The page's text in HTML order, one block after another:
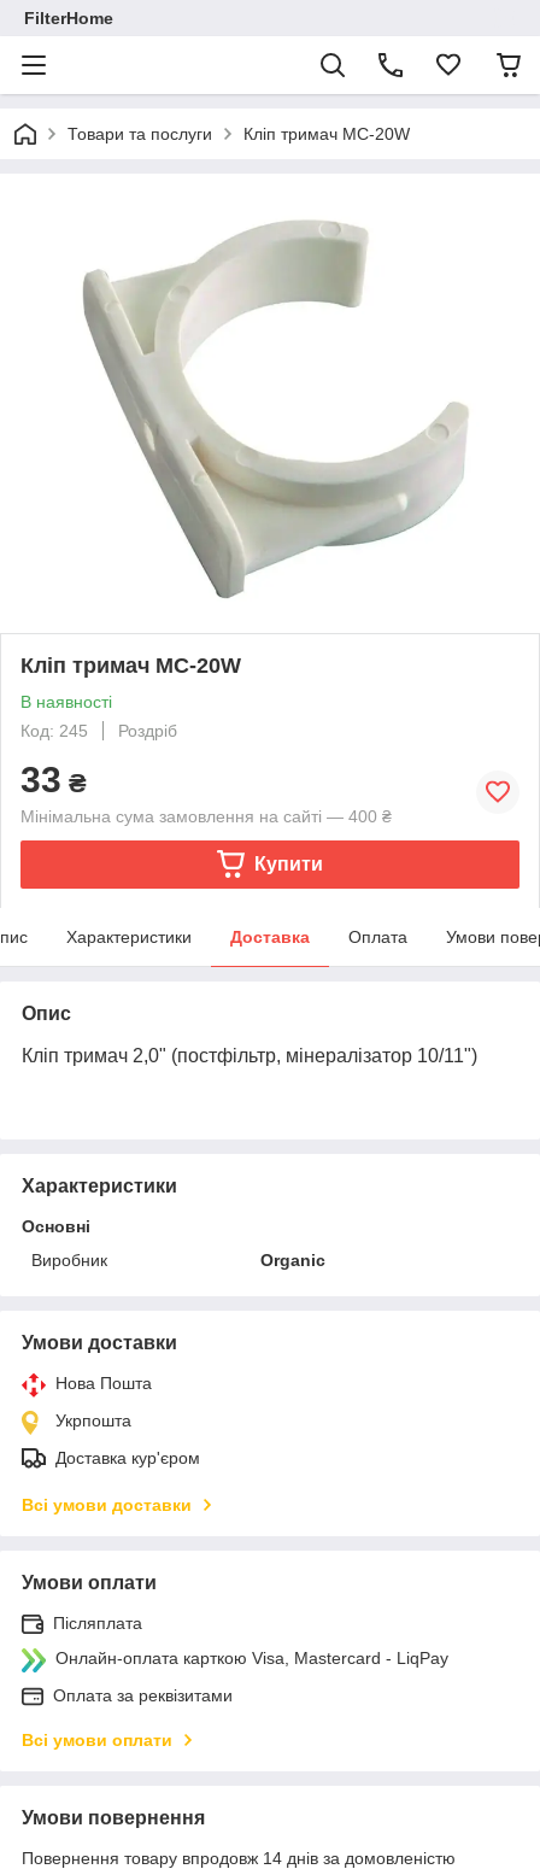
FilterHome
Товари та послуги Кліп тримач MC-20W
Кліп тримач MC-20W
В наявності
Код: 245
Роздріб
33 ₴
Мінімальна сума замовлення на сайті — 400 ₴
Купити
Характеристики Доставка Оплата Умови
Опис
Кліп тримач 2,0" (постфільтр, мінералізатор 10/11")
Характеристики
Основні
Виробник
Organic
Умови доставки
Нова Пошта
Укрпошта
Доставка кур'єром
Всі умови доставки
Умови оплати
Післяплата
Онлайн-оплата карткою Visa, Mastercard - LiqPay
Оплата за реквізитами
Всі умови оплати
Умови повернення
Повернення товару впродовж 14 днів за домовленістю